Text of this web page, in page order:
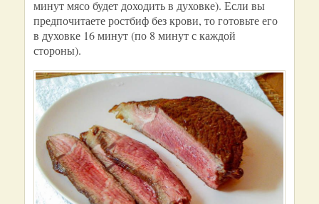
минут мясо будет доходить в духовке). Если вы
предпочитаете ростбиф без крови, то готовьте его
в духовке 16 минут (по 8 минут с каждой
стороны).